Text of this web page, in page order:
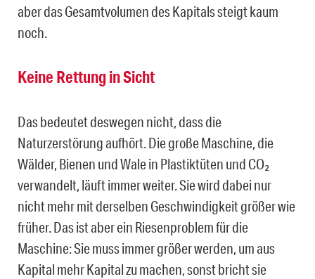
aber das Gesamtvolumen des Kapitals steigt kaum
noch.
Keine Rettung in Sicht
Das bedeutet deswegen nicht, dass die
Naturzerstörung aufhört. Die große Maschine, die
Wälder, Bienen und Wale in Plastiktüten und CO₂
verwandelt, läuft immer weiter. Sie wird dabei nur
nicht mehr mit derselben Geschwindigkeit größer wie
früher. Das ist aber ein Riesenproblem für die
Maschine: Sie muss immer größer werden, um aus
Kapital mehr Kapital zu machen, sonst bricht sie